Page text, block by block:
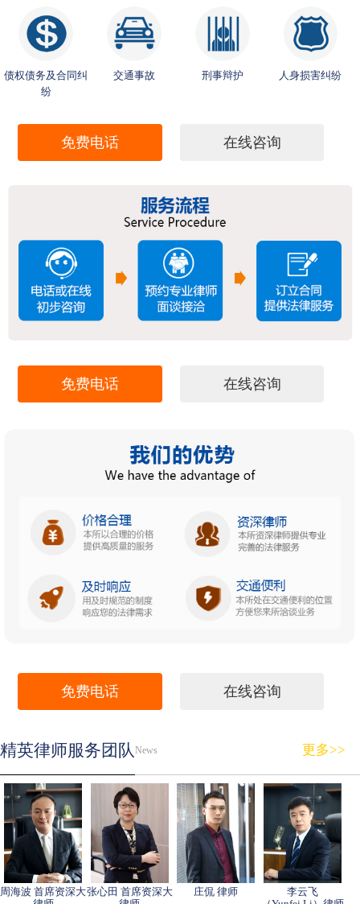
债权债务及合同纠
纷
交通事故 刑事辩护 人身损害纠纷
免费电话 在线咨询
免费电话 在线咨询
免费电话 在线咨询
精英律师服务团队 News 更多>>
周海波 首席资深大张心田 首席资深大
庄侃 律师
李云飞